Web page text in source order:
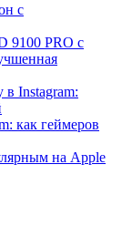
с
9100 PRO с
в Instagram:
как геймеров
на Apple